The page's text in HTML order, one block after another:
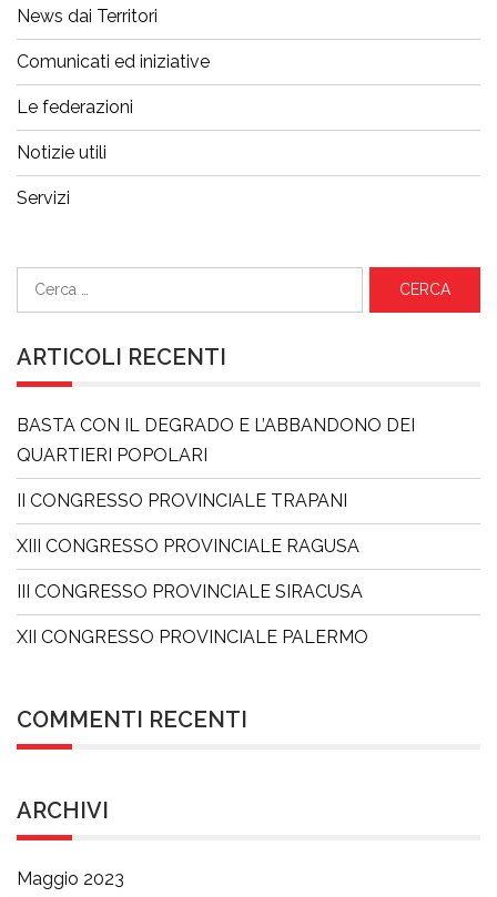
News dai Territori
Comunicati ed iniziative
Le federazioni
Notizie utili
Servizi
ARTICOLI RECENTI
BASTA CON IL DEGRADO E L’ABBANDONO DEI
QUARTIERI POPOLARI
II CONGRESSO PROVINCIALE TRAPANI
XIII CONGRESSO PROVINCIALE RAGUSA
III CONGRESSO PROVINCIALE SIRACUSA
XII CONGRESSO PROVINCIALE PALERMO
COMMENTI RECENTI
ARCHIVI
Maggio 2023